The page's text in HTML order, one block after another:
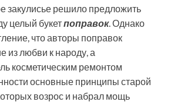
закулисье решило предложить
целый букетпоправок. Однако
что авторы поправок
из любви к народу, а
косметическим ремонтом
основные принципы старой
возрос и набрал мощь